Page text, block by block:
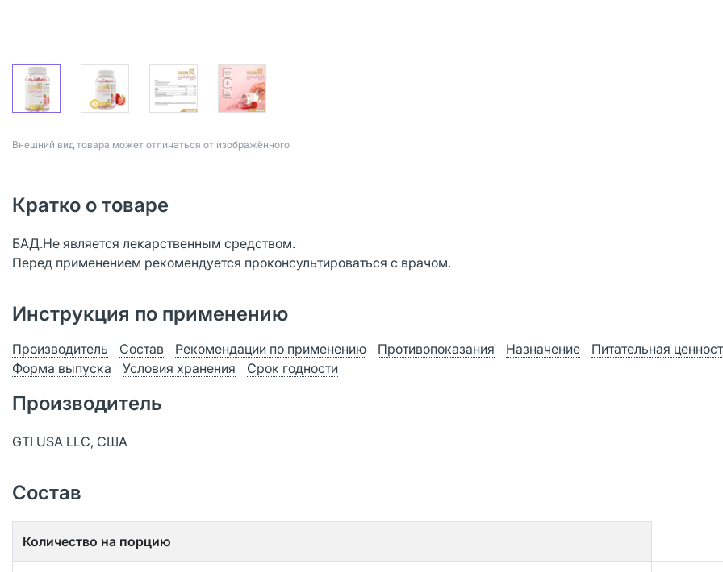
Bнешний вид товара может отличаться от изображённого
Кратко о товаре
БАД.Не является лекарственным средством.
Перед применением рекомендуется проконсультироваться с врачом.
Инструкция по применению
Производитель Состав Рекомендации по применению Противопоказания Назначение
Питательная
Форма выпуска
Условия хранения Срок годности
Производитель
GTI USA LLC, США
Состав
Количество на порцию